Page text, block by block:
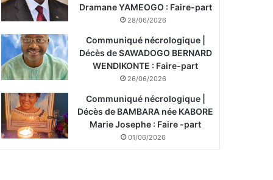
Dramane YAMEOGO : Faire-part
28/06/2026
Communiqué nécrologique |
Décès de SAWADOGO BERNARD
WENDIKONTE : Faire-part
26/06/2026
Communiqué nécrologique |
Décès de BAMBARA née KABORE
Marie Josephe : Faire -part
01/06/2026